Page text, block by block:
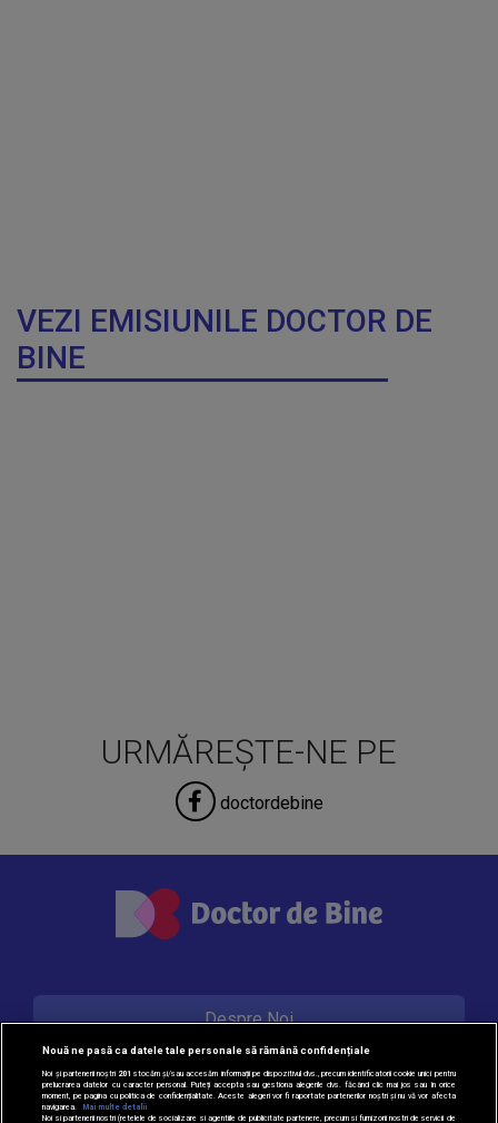
VEZI EMISIUNILE DOCTOR DE
BINE
URMĂREȘTE-NE PE
doctordebine
Despre Noi
Contact
Nouă ne pasă ca datele tale personale să rămână confidențiale
Noi și partenerii noștri 201 stocăm și/sau accesăm informații pe dispozitivul dvs., precum identificatorii cookie unici pentru
prelucrarea datelor cu caracter personal. Puteți accepta sau gestiona alegerile dvs. făcând clic mai jos sau în orice
moment, pe pagina cu politica de confidențialitate. Aceste alegeri vor fi raportate partenerilor noștri și nu vă vor afecta
navigarea.
Mai multe detalii
Noi si partenerii nostri (retelele de socializare si agentiile de publicitate partenere, precum si furnizorii nostri de servicii de